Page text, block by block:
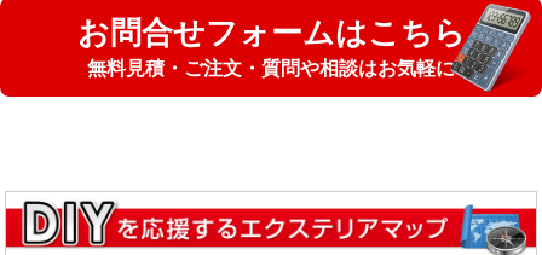
お問合せフォームはこちら
無料見積・ご注文・質問や相談はお気軽に